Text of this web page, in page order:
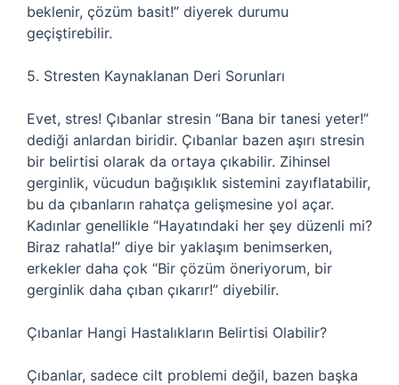
beklenir, çözüm basit!” diyerek durumu
geçiştirebilir.
5. Stresten Kaynaklanan Deri Sorunları
Evet, stres! Çıbanlar stresin “Bana bir tanesi yeter!”
dediği anlardan biridir. Çıbanlar bazen aşırı stresin
bir belirtisi olarak da ortaya çıkabilir. Zihinsel
gerginlik, vücudun bağışıklık sistemini zayıflatabilir,
bu da çıbanların rahatça gelişmesine yol açar.
Kadınlar genellikle “Hayatındaki her şey düzenli mi?
Biraz rahatla!” diye bir yaklaşım benimserken,
erkekler daha çok “Bir çözüm öneriyorum, bir
gerginlik daha çıban çıkarır!” diyebilir.
Çıbanlar Hangi Hastalıkların Belirtisi Olabilir?
Çıbanlar, sadece cilt problemi değil, bazen başka